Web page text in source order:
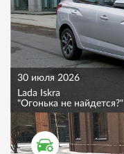
30 июля 2026
Lada Iskra
"Огонька не найдется?"
ТЕСТ ДРАЙВ